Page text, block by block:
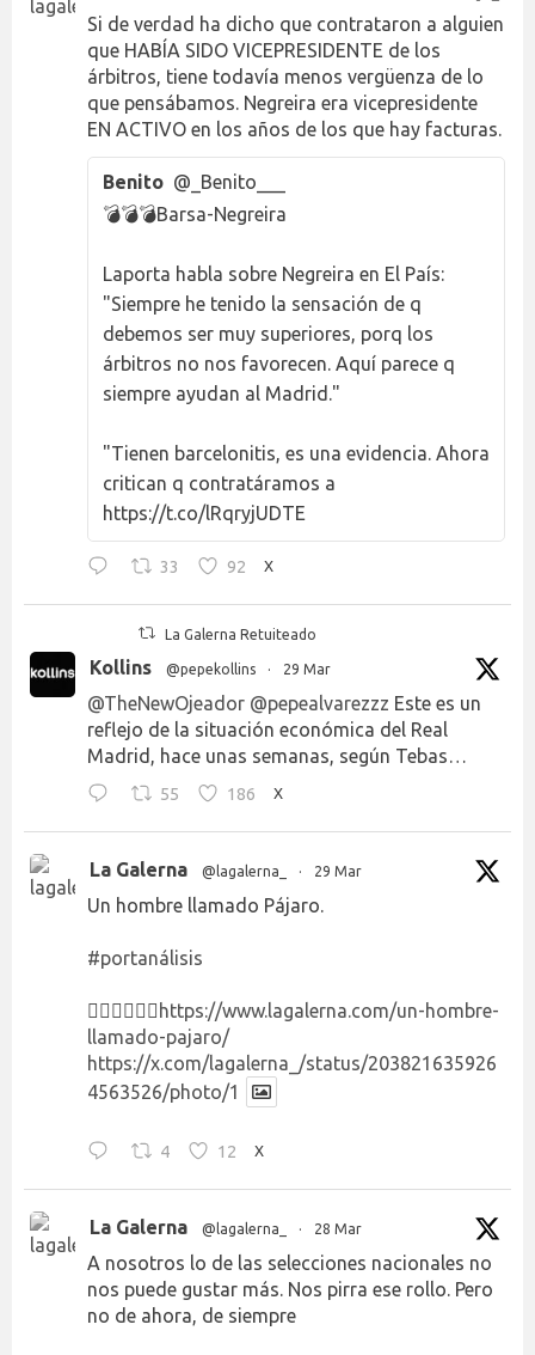
Si de verdad ha dicho que contrataron a alguien
que HABÍA SIDO VICEPRESIDENTE de los
árbitros, tiene todavía menos vergüenza de lo
que pensábamos. Negreira era vicepresidente
EN ACTIVO en los años de los que hay facturas.
Benito @_Benito___
💣💣💣Barsa-Negreira
Laporta habla sobre Negreira en El País:
"Siempre he tenido la sensación de q
debemos ser muy superiores, porq los
árbitros no nos favorecen. Aquí parece q
siempre ayudan al Madrid."
"Tienen barcelonitis, es una evidencia. Ahora
critican q contratáramos a
https://t.co/lRqryjUDTE
33 92 X
La Galerna Retuiteado
Kollins @pepekollins · 29 Mar
@TheNewOjeador @pepealvarezzz Este es un
reflejo de la situación económica del Real
Madrid, hace unas semanas, según Tebas…
55 186 X
La Galerna @lagalerna_ · 29 Mar
Un hombre llamado Pájaro.
#portanálisis
👉🏻👉🏻👉🏻 https://www.lagalerna.com/un-hombre-
llamado-pajaro/
https://x.com/lagalerna_/status/203821635926
4563526/photo/1
4 12 X
La Galerna @lagalerna_ · 28 Mar
A nosotros lo de las selecciones nacionales no
nos puede gustar más. Nos pirra ese rollo. Pero
no de ahora, de siempre